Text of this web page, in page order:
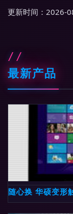
更新时间：2026-
最新产品
随心换 华硕变形